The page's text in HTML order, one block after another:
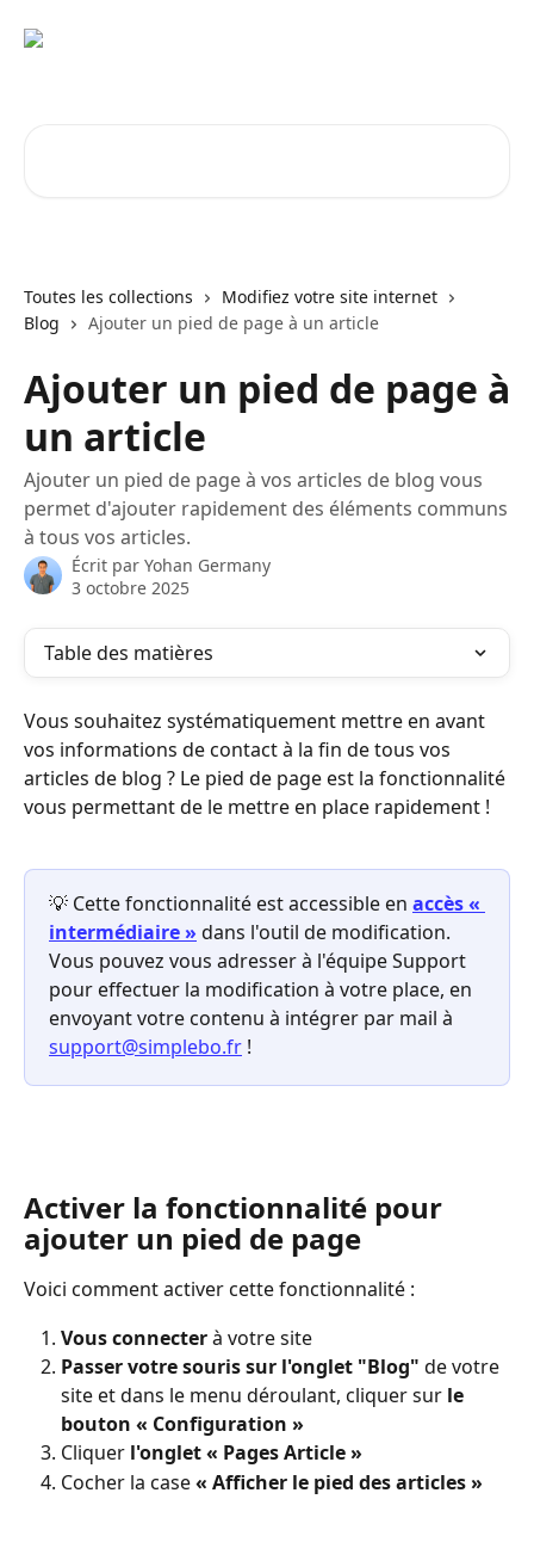
Toutes les collections
Modifiez votre site internet
Blog
Ajouter un pied de page à un article
Ajouter un pied de page à
un article
Ajouter un pied de page à vos articles de blog vous
permet d'ajouter rapidement des éléments communs
à tous vos articles.
Écrit par Yohan Germany
3 octobre 2025
Table des matières
Vous souhaitez systématiquement mettre en avant
vos informations de contact à la fin de tous vos
articles de blog ? Le pied de page est la fonctionnalité
vous permettant de le mettre en place rapidement !
💡 Cette fonctionnalité est accessible en accès «
intermédiaire » dans l'outil de modification.
Vous pouvez vous adresser à l'équipe Support
pour effectuer la modification à votre place, en
envoyant votre contenu à intégrer par mail à
support@simplebo.fr !
Activer la fonctionnalité pour
ajouter un pied de page
Voici comment activer cette fonctionnalité :
Vous connecter à votre site
Passer votre souris sur l'onglet "Blog" de votre
site et dans le menu déroulant, cliquer sur le
bouton « Configuration »
Cliquer l'onglet « Pages Article »
Cocher la case « Afficher le pied des articles »